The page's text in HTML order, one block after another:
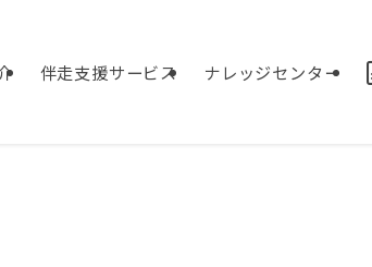
伴走支援サービス ナレッジセンター